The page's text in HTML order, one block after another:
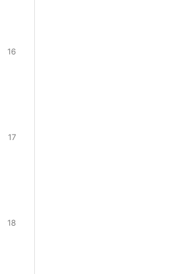
16
17
18